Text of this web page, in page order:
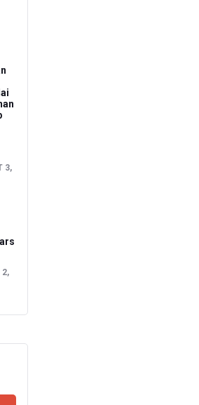
3,
2,